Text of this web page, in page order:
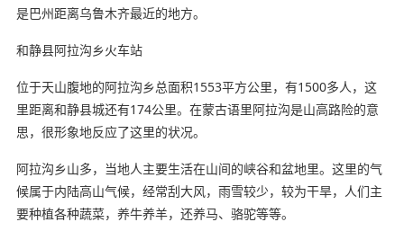
是巴州距离乌鲁木齐最近的地方。
和静县阿拉沟乡火车站
位于天山腹地的阿拉沟乡总面积1553平方公里，有1500多人，这
里距离和静县城还有174公里。在蒙古语里阿拉沟是山高路险的意
思，很形象地反应了这里的状况。
阿拉沟乡山多，当地人主要生活在山间的峡谷和盆地里。这里的气
候属于内陆高山气候，经常刮大风，雨雪较少，较为干旱，人们主
要种植各种蔬菜，养牛养羊，还养马、骆驼等等。